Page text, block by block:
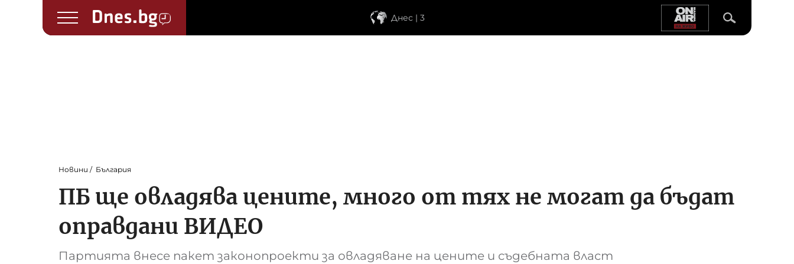
Днес | 3
Новини България
ПБ ще овладява цените, много от тях не могат да бъдат
оправдани ВИДЕО
Партията внесе пакет законопроекти за овладяване на цените и съдебната власт